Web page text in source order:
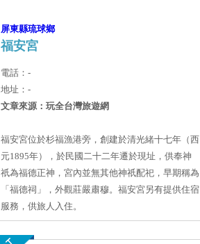
屏東縣琉球鄉
福安宮
電話：-
地址：-
文章來源：玩全台灣旅遊網
福安宮位於杉福漁港旁，創建於清光緒十七年（西
元1895年），於民國二十二年遷於現址，供奉神
祇為福德正神，宮內並無其他神祇配祀，早期稱為
「福德祠」，外觀莊嚴肅穆。福安宮另有提供住宿
服務，供旅人入住。